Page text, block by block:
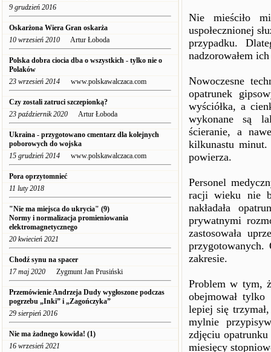
9 grudzień 2016
Oskarżona Wiera Gran oskarża
10 wrzesień 2010 Artur Łoboda
Polska dobra ciocia dba o wszystkich - tylko nie o
Polaków
23 wrzesień 2014 www.polskawalczaca.com
Czy zostali zatruci szczepionką?
23 październik 2020 Artur Łoboda
Ukraina - przygotowano cmentarz dla kolejnych
poborowych do wojska
15 grudzień 2014 www.polskawalczaca.com
Pora oprzytomnieć
11 luty 2018
"Nie ma miejsca do ukrycia" (9)
Normy i normalizacja promieniowania
elektromagnetycznego
20 kwiecień 2021
Chodź synu na spacer
17 maj 2020 Zygmunt Jan Prusiński
Przemówienie Andrzeja Dudy wygłoszone podczas
pogrzebu „Inki” i „Zagończyka”
29 sierpień 2016
Nie ma żadnego kowida! (1)
16 wrzesień 2021
Nie mieściło
uspołecznionej
przypadku.
nadzorowałem
Nowoczesne
opatrunek
wyściółka, a
wykonane są
ścieranie, a
kilkunastu minut.
powierza.
Personel
racji wieku nie
nakładała
prywatnymi
zastosowała
przygotowanych.
zakresie.
Problem w tym,
obejmował
lepiej się
mylnie
zdjęciu
miesięcy